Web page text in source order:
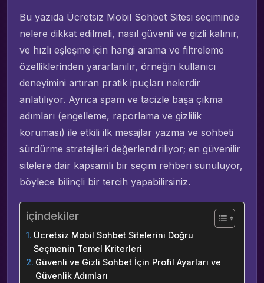
Bu yazıda Ücretsiz Mobil Sohbet Sitesi seçiminde
nelere dikkat edilmeli, nasıl güvenli ve gizli kalınır,
ve hızlı eşleşme için hangi arama ve filtreleme
özelliklerinden yararlanılır, örneğin kullanıcı
deneyimini artıran pratik ipuçları nelerdir
anlatılıyor. Ayrıca spam ve tacizle başa çıkma
adımları (engelleme, raporlama ve gizlilik
koruması) ile etkili ilk mesajlar yazma ve sohbeti
sürdürme stratejileri değerlendiriliyor; en güvenilir
sitelere dair kapsamlı bir seçim rehberi sunuluyor,
böylece bilinçli bir tercih yapabilirsiniz.
içindekiler
Ücretsiz Mobil Sohbet Sitelerini Doğru
Seçmenin Temel Kriterleri
Güvenli ve Gizli Sohbet İçin Profil Ayarları ve
Güvenlik Adımları